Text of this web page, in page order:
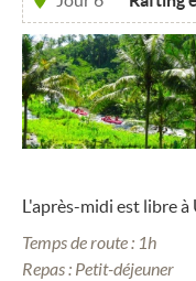
L'après-midi est libre à
Temps de route : 1h
Repas : Petit-déjeuner